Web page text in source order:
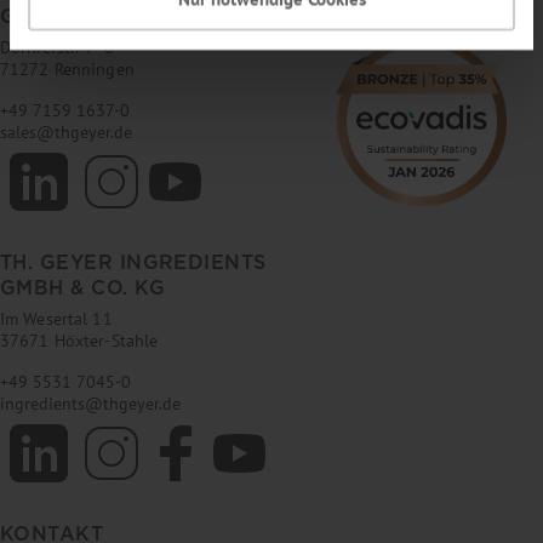
GMBH & CO. KG
Dornierstr. 4–6
71272 Renningen
+49 7159 1637-0
sales@thgeyer.de
TH. GEYER INGREDIENTS
GMBH & CO. KG
Im Wesertal 11
37671 Höxter-Stahle
+49 5531 7045-0
ingredients@thgeyer.de
KONTAKT